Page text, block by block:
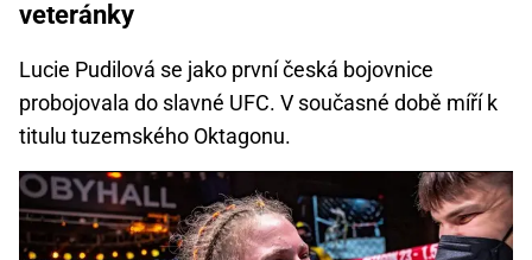
veteránky
Lucie Pudilová se jako první česká bojovnice
probojovala do slavné UFC. V současné době míří k
titulu tuzemského Oktagonu.